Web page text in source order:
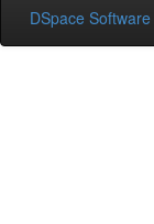
DSpace Software